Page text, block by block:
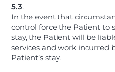
5.3.
In the event that
control force the Patient to
stay, the Patient will be
services and work incurred
Patient’s stay.